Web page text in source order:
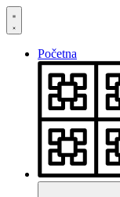
Skočite
na
Početna